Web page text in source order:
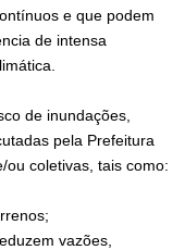
e que podem
de intensa
de inundações,
pela Prefeitura
ou coletivas, tais como:
vazões,